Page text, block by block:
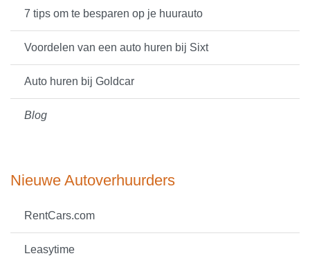
7 tips om te besparen op je huurauto
Voordelen van een auto huren bij Sixt
Auto huren bij Goldcar
Blog
Nieuwe Autoverhuurders
RentCars.com
Leasytime